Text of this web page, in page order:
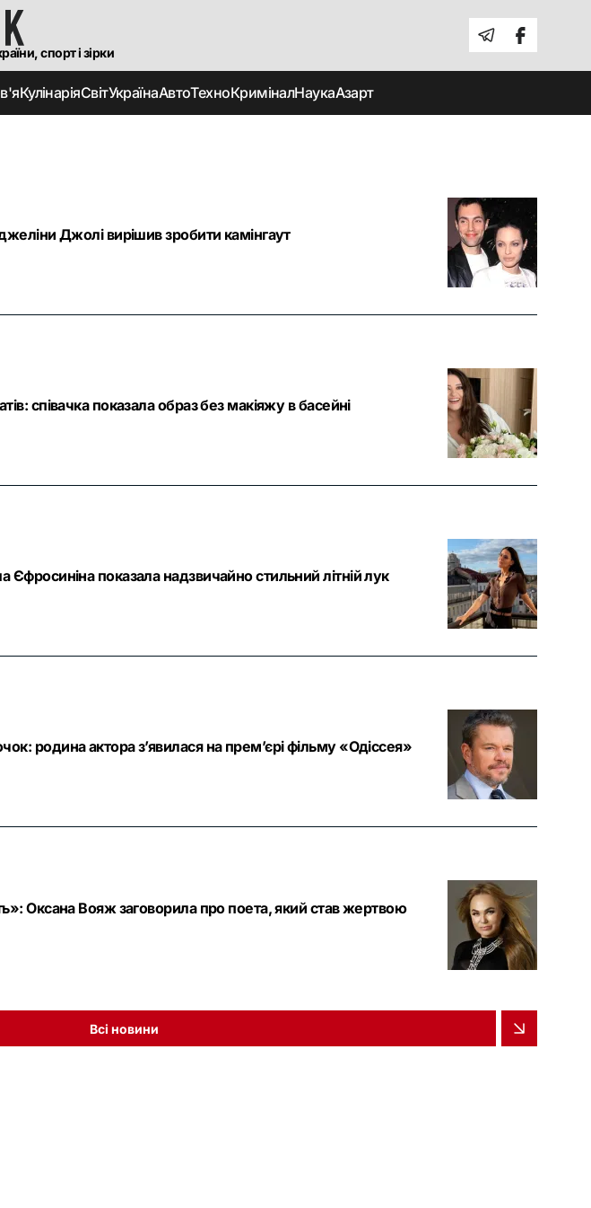
спорт і зірки
КулінаріяСвітУкраїнаАвтоТехноКриміналНаукаАзарт
Джолі вирішив зробити камінгаут
співачка показала образ без макіяжу в басейні
показала надзвичайно стильний літній лук
родина актора з’явилася на прем’єрі фільму «Одіссея»
Оксана Вояж заговорила про поета, який став жертвою
Всі новини